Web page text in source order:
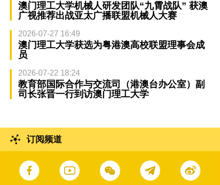
澳门理工大学机械人研发团队“九霄战队” 获澳
广视推荐出战亚太广播联盟机械人大赛
2026-07-27 16:49
澳门理工大学获选为粤港澳高校联盟理事会成
员
2026-07-22 18:24
教育部国际合作与交流司（港澳台办公室）副
司长张晋一行到访澳门理工大学
订阅频道